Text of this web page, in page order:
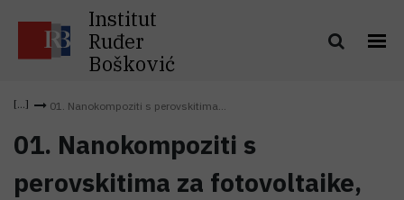
Institut
Ruđer
Bošković
01. Nanokompoziti s perovskitima...
01. Nanokompoziti s
perovskitima za fotovoltaike,